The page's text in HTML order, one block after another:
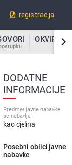
registracija
OKVIRNI
u
DODATNE
INFORMACIJE
Predmet javne nabavke
se nabavlja
kao cjelina
Posebni oblici javne
nabavke